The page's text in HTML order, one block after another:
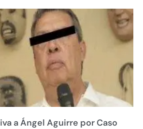
a Ángel Aguirre por Caso